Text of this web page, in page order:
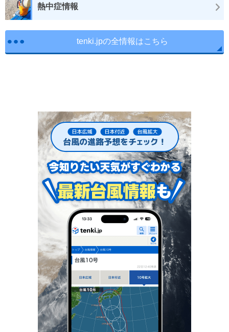
熱中症情報
tenki.jpの全情報はこちら